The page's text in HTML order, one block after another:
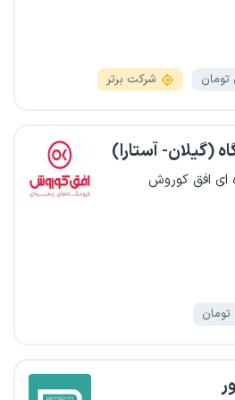
شرکت برتر
(گیلان- آستارا)
ای افق کوروش